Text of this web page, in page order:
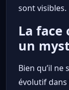
sont visibles.
La face
un
Bien qu’il ne
évolutif dans